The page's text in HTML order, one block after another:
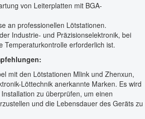
von Leiterplatten mit BGA-
an professionellen Lötstationen.
Industrie- und Präzisionselektronik, bei
Temperaturkontrolle erforderlich ist.
mit den Lötstationen Mlink und Zhenxun,
Löttechnik anerkannte Marken. Es wird
zu überprüfen, um einen
und die Lebensdauer des Geräts zu